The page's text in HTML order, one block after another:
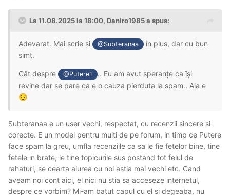
La 11.08.2025 la 18:00, Daniro1985a spus:
Adevarat. Mai scrie și @Subteranaa
în plus, dar cu bun
simț.
Cât despre @Putere1
.. Eu am avut speranțe ca își
revine dar se pare ca e o cauza pierduta la spam.. Aia e
😔
Subteranaa e un user vechi, respectat, cu recenzii sincere si
corecte. E un model pentru multi de pe forum, in timp ce Putere
face spam la greu, umfla recenziile ca sa le fie fetelor bine, tine
fetele in brate, le tine topicurile sus postand tot felul de
rahaturi, se cearta aiurea cu noi astia mai vechi etc. Cand
aveam noi cont aici, el nici nu stia sa acceseze internetul,
despre ce vorbim? Mi-am batut capul cu el si degeaba, nu